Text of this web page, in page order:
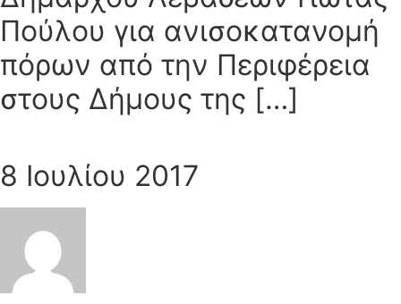
Πούλου για ανισοκατανομή
πόρων από την Περιφέρεια
στους Δήμους της […]
8 Ιουλίου 2017